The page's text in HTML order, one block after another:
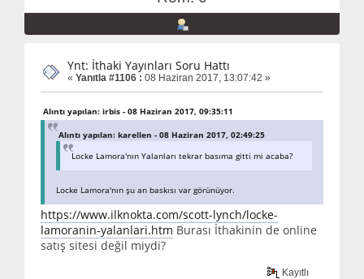
Ynt: İthaki Yayınları Soru Hattı
« Yanıtla #1106 : 08 Haziran 2017, 13:07:42 »
Alıntı yapılan: irbis - 08 Haziran 2017, 09:35:11
Alıntı yapılan: karellen - 08 Haziran 2017, 02:49:25
Locke Lamora'nın Yalanları tekrar basıma gitti mi acaba?
Locke Lamora'nın şu an baskısı var görünüyor.
https://www.ilknokta.com/scott-lynch/locke-
lamoranin-yalanlari.htm Burası İthakinin de online
satış sitesi değil miydi?
Kayıtlı